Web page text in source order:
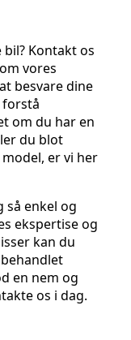
Kontakt os
vores
besvare dine
om du har en
du blot
er vi her
så enkel og
ekspertise og
kan du
en nem og
os i dag.